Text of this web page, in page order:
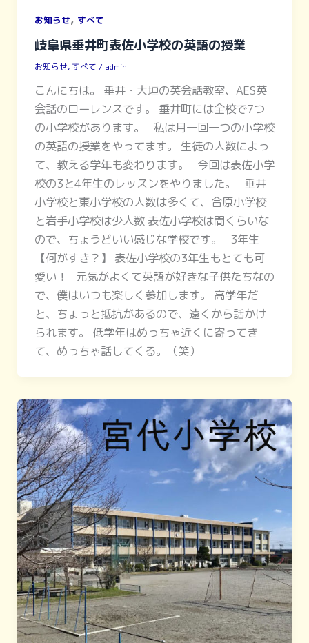
お知らせ, すべて
岐阜県垂井町表佐小学校の英語の授業
お知らせ, すべて / admin
こんにちは。 垂井・大垣の英会話教室、AES英
会話のローレンスです。 垂井町には全校で7つ
の小学校があります。 私は月一回一つの小学校
の英語の授業をやってます。 生徒の人数によっ
て、教える学年も変わります。 今回は表佐小学
校の3と4年生のレッスンをやりました。 垂井
小学校と東小学校の人数は多くて、合原小学校
と岩手小学校は少人数 表佐小学校は間くらいな
ので、ちょうどいい感じな学校です。 3年生
【何がすき？】 表佐小学校の3年生もとても可
愛い！ 元気がよくて英語が好きな子供たちなの
で、僕はいつも楽しく参加します。 高学年だ
と、ちょっと抵抗があるので、遠くから話かけ
られます。 低学年はめっちゃ近くに寄ってき
て、めっちゃ話してくる。（笑）